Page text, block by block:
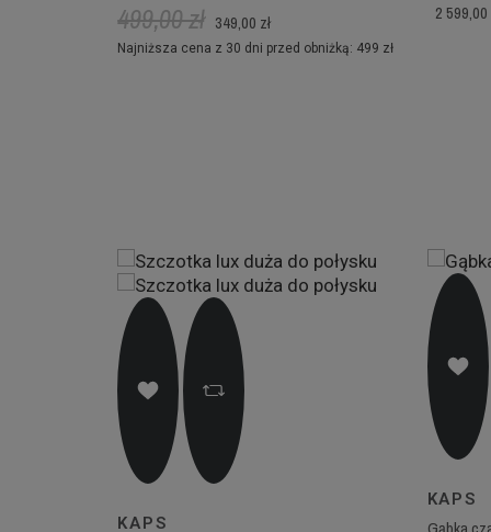
499,00 zł 349,00 zł
Najniższa cena z 30 dni przed obniżką: 499 zł
2 599,00
KAPS
KAPS